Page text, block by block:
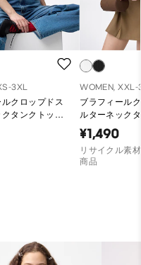
3XL
クロップドス
タンクトップ
WOMEN, XXL-
ブラフィール
ルターネック
OS
¥1,490
リサイクル素
商品